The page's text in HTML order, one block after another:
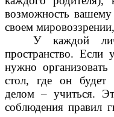
возможность вашему
своем
У каждой
пространство. Если
нужно
стол, где он будет
делом – учиться.
соблюдения правил